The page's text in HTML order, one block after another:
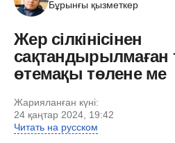
Бұрынғы қызметкер
Жер сілкінісінен
сақтандырылмаған
өтемақы төлене ме
Жарияланған күні:
24 қаңтар 2024, 19:42
Читать на русском